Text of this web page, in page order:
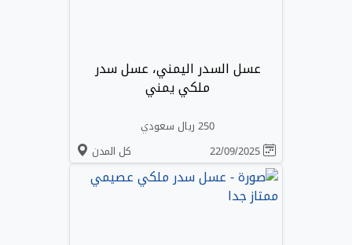
عسل السدر اليمني، عسل سدر
ملكي يمني
250 ريال سعودي
كل المدن